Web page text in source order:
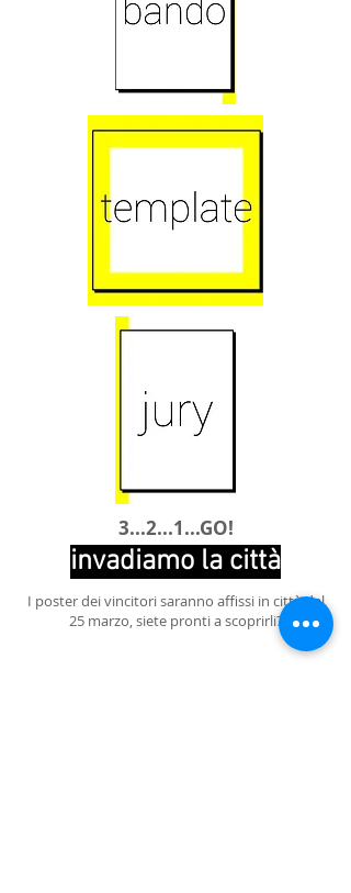
invadiamo la città
3...2...1...GO!
I poster dei vincitori saranno affissi in città dal
25 marzo, siete pronti a scoprirli?